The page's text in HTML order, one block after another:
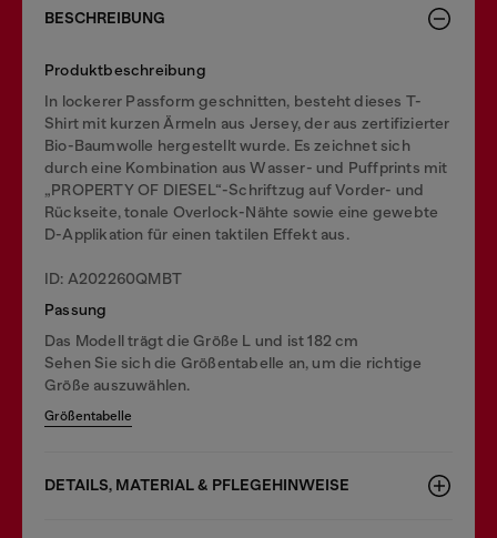
BESCHREIBUNG
Produktbeschreibung
In lockerer Passform geschnitten, besteht dieses T-
Shirt mit kurzen Ärmeln aus Jersey, der aus zertifizierter
Bio-Baumwolle hergestellt wurde. Es zeichnet sich
durch eine Kombination aus Wasser- und Puffprints mit
„PROPERTY OF DIESEL“-Schriftzug auf Vorder- und
Rückseite, tonale Overlock-Nähte sowie eine gewebte
D-Applikation für einen taktilen Effekt aus.
ID: A202260QMBT
Passung
Das Modell trägt die Größe L und ist 182 cm
Sehen Sie sich die Größentabelle an, um die richtige
Größe auszuwählen.
Größentabelle
DETAILS, MATERIAL & PFLEGEHINWEISE